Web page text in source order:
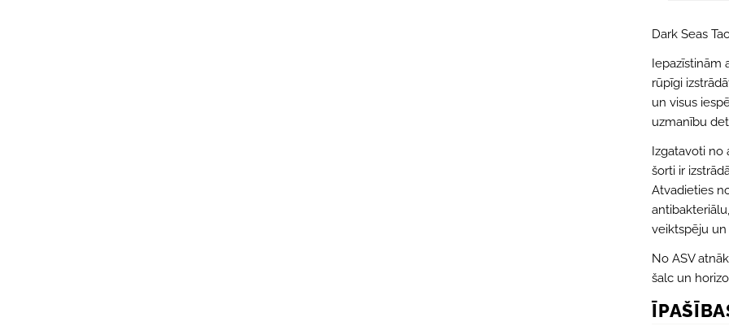
Dark Seas
Iepazīstinām
rūpīgi
un visus
uzmanību
Izgatavoti no
šorti ir
Atvadieties
veiktspēju
No ASV
šalc un